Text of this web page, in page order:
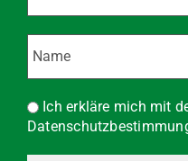
Ich erkläre mich mit